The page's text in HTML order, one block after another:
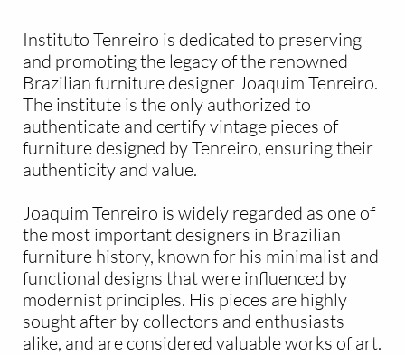
Instituto Tenreiro is dedicated to preserving
and promoting the legacy of the renowned
Brazilian furniture designer Joaquim Tenreiro.
The institute is the only authorized to
authenticate and certify vintage pieces of
furniture designed by Tenreiro, ensuring their
authenticity and value.
Joaquim Tenreiro is widely regarded as one of
the most important designers in Brazilian
furniture history, known for his minimalist and
functional designs that were influenced by
modernist principles. His pieces are highly
sought after by collectors and enthusiasts
alike, and are considered valuable works of art.